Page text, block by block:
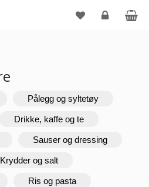
Pålegg og syltetøy
Drikke, kaffe og te
Sauser og dressing
Krydder og salt
Ris og pasta